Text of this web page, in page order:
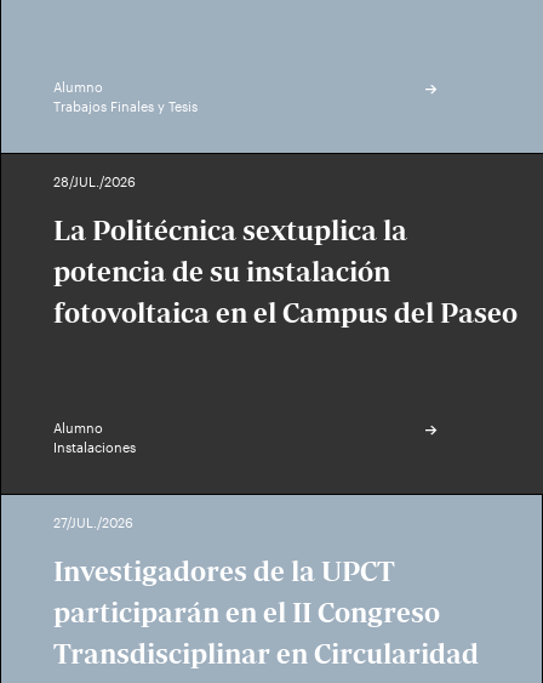
Alumno
Trabajos Finales y Tesis
28/JUL./2026
La Politécnica sextuplica la
potencia de su instalación
fotovoltaica en el Campus del Paseo
Alumno
Instalaciones
27/JUL./2026
Investigadores de la UPCT
participarán en el II Congreso
Transdisciplinar en Circularidad